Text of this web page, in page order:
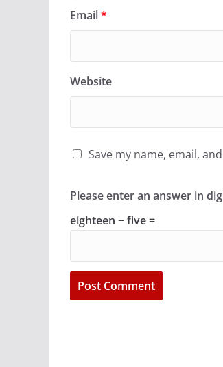
Email*
Website
Save my name, email,
Please enter an answer in
eighteen − five =